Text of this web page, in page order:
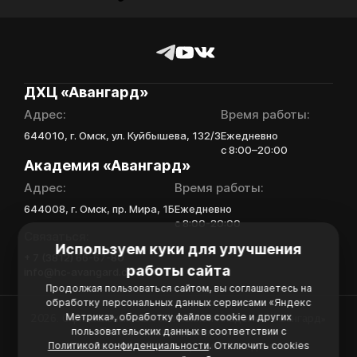
Используем куки для улучшения
работы сайта
Продолжая пользоваться сайтом, вы соглашаетесь на
обработку персональных данных сервисами «Яндекс
Метрика», обработку файлов cookie и других
пользовательских данных в соответствии с
Политикой конфиденциальности. Отключить cookies
ДХЦ «Авангард»
Адрес:
644010, г. Омск, ул. Куйбышева, 132/3
Время работы:
Ежедневно
с 8:00–20:00
Академия «Авангард»
Адрес:
644008, г. Омск, пр. Мира, 1Б
Время работы:
Ежедневно
с 8:00-20:00
+ 7 (3812) 66-67-80
info@hc-avangard.com
2026. Официальный сайт Хоккейной Академии «Авангард»
Политика конфиденциальности
Политика обработки персональных данных